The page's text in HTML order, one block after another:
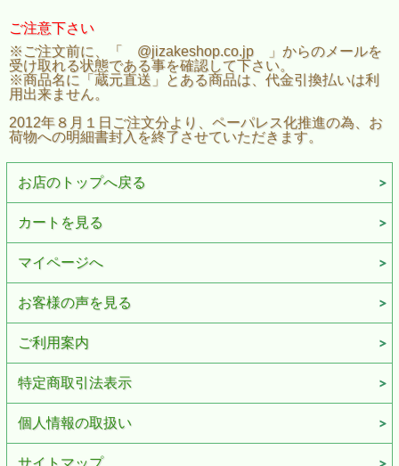
ご注意下さい
※ご注文前に、「 @jizakeshop.co.jp 」からのメールを
受け取れる状態である事を確認して下さい。
※商品名に「蔵元直送」とある商品は、代金引換払いは利
用出来ません。
2012年８月１日ご注文分より、ペーパレス化推進の為、お
荷物への明細書封入を終了させていただきます。
お店のトップへ戻る
カートを見る
マイページへ
お客様の声を見る
ご利用案内
特定商取引法表示
個人情報の取扱い